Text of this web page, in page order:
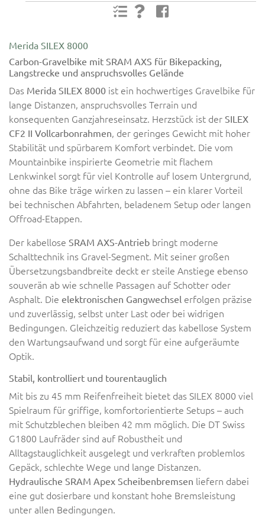
Merida SILEX 8000
Carbon-Gravelbike mit SRAM AXS für Bikepacking,
Langstrecke und anspruchsvolles Gelände
Das Merida SILEX 8000 ist ein hochwertiges Gravelbike für
lange Distanzen, anspruchsvolles Terrain und
konsequenten Ganzjahreseinsatz. Herzstück ist der SILEX
CF2 II Vollcarbonrahmen, der geringes Gewicht mit hoher
Stabilität und spürbarem Komfort verbindet. Die vom
Mountainbike inspirierte Geometrie mit flachem
Lenkwinkel sorgt für viel Kontrolle auf losem Untergrund,
ohne das Bike träge wirken zu lassen – ein klarer Vorteil
bei technischen Abfahrten, beladenem Setup oder langen
Offroad-Etappen.
Der kabellose SRAM AXS-Antrieb bringt moderne
Schalttechnik ins Gravel-Segment. Mit seiner großen
Übersetzungsbandbreite deckt er steile Anstiege ebenso
souverän ab wie schnelle Passagen auf Schotter oder
Asphalt. Die elektronischen Gangwechsel erfolgen präzise
und zuverlässig, selbst unter Last oder bei widrigen
Bedingungen. Gleichzeitig reduziert das kabellose System
den Wartungsaufwand und sorgt für eine aufgeräumte
Optik.
Stabil, kontrolliert und tourentauglich
Mit bis zu 45 mm Reifenfreiheit bietet das SILEX 8000 viel
Spielraum für griffige, komfortorientierte Setups – auch
mit Schutzblechen bleiben 42 mm möglich. Die DT Swiss
G1800 Laufräder sind auf Robustheit und
Alltagstauglichkeit ausgelegt und verkraften problemlos
Gepäck, schlechte Wege und lange Distanzen.
Hydraulische SRAM Apex Scheibenbremsen liefern dabei
eine gut dosierbare und konstant hohe Bremsleistung
unter allen Bedingungen.